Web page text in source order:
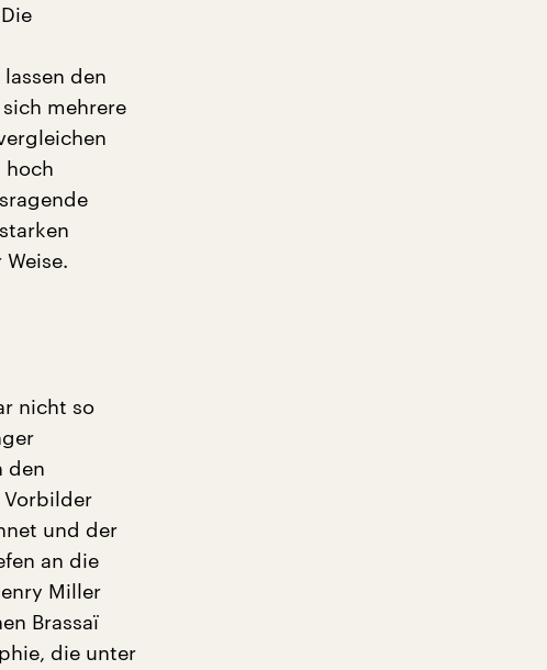
den
mehrere
hoch
nicht so
den
Vorbilder
und der
an die
Miller
Brassaï
die unter